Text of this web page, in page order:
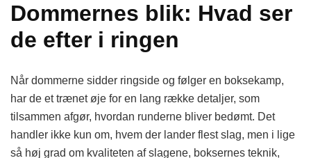
Dommernes blik: Hvad ser
de efter i ringen
Når dommerne sidder ringside og følger en boksekamp,
har de et trænet øje for en lang række detaljer, som
tilsammen afgør, hvordan runderne bliver bedømt. Det
handler ikke kun om, hvem der lander flest slag, men i lige
så høj grad om kvaliteten af slagene, boksernes teknik,